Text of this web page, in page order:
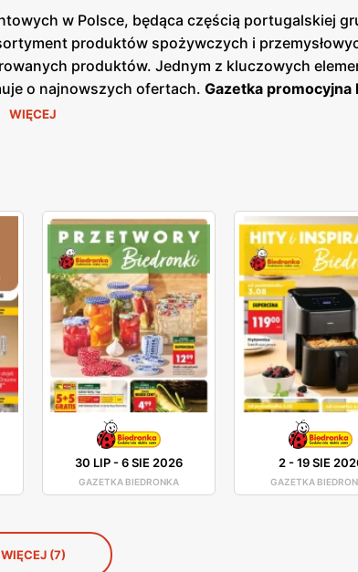
w Polsce, będąca częścią portugalskiej
produktów spożywczych i
produktów. Jednym z kluczowych
o najnowszych ofertach. Gazetka promocyjna
klienci mogą planować swoje zakupy i
mogą liczyć na świeże, wysokiej jakości
3000 placówek, co sprawia, że jest łatwo
co pozwala na wygodne zakupy blisko
klientów. Biedronka pozostaje jednym z
produkty i udoskonalając istniejące, aby
liczyć na wyjątkowe oferty i doskonałą obsługę.
WIĘCEJ
30 LIP-6 SIE 2026
GAZETKA BIEDRONKA
2-19 SIE
GAZETKA
WIĘCEJ (7)